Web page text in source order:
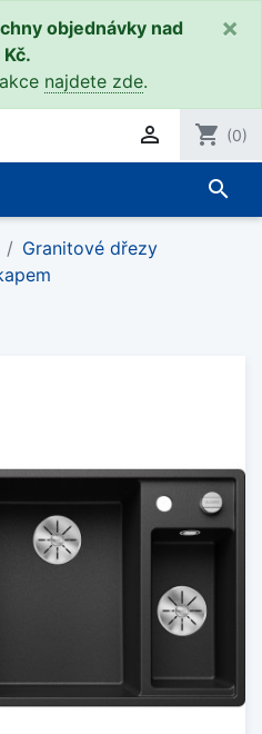
objednávky nad
najdete zde.
×
 shopping_cart (0)
search
Granitové dřezy